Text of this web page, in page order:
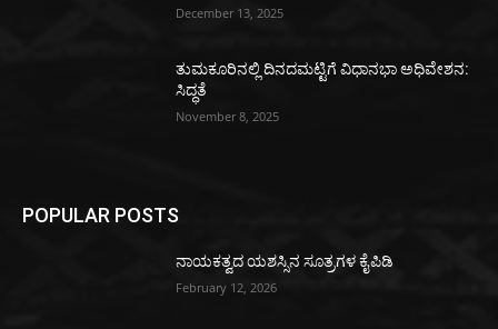
December 13, 2025
ತುಮಕೂರಿನಲ್ಲಿ ದಿನದಮಟ್ಟಿಗೆ ವಿಧಾನಭಾ ಅಧಿವೇಶನ:
ಸಿದ್ಧತೆ
November 8, 2025
POPULAR POSTS
ನಾಯಕತ್ವದ ಯಶಸ್ಸಿನ ಸೂತ್ರಗಳ ಕೈಪಿಡಿ
February 12, 2026